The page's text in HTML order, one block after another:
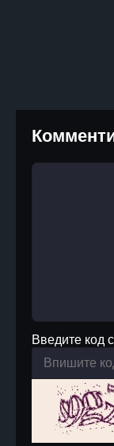
Введите код